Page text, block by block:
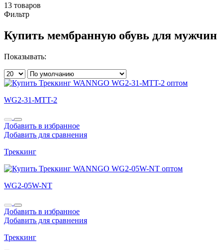
13 товаров
Фильтр
Купить мембранную обувь для мужчин
Показывать:
WG2-31-MTT-2
Добавить в избранное
Добавить для сравнения
Треккинг
WG2-05W-NT
Добавить в избранное
Добавить для сравнения
Треккинг